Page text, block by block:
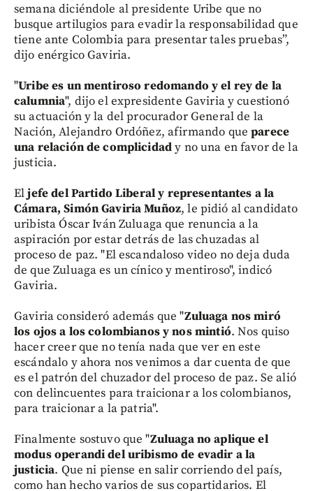
semana diciéndole al presidente Uribe que no
busque artilugios para evadir la responsabilidad que
tiene ante Colombia para presentar tales pruebas”,
dijo enérgico Gaviria.
"Uribe es un mentiroso redomando y el rey de la
calumnia", dijo el expresidente Gaviria y cuestionó
su actuación y la del procurador General de la
Nación, Alejandro Ordóñez, afirmando queparece
una relación de complicidady no una en favor de la
justicia.
Eljefe del Partido Liberal y representantes a la
Cámara, Simón Gaviria Muñoz, le pidió al candidato
uribista Óscar Iván Zuluaga que renuncia a la
aspiración por estar detrás de las chuzadas al
proceso de paz. "El escandaloso video no deja duda
de que Zuluaga es un cínico y mentiroso", indicó
Gaviria.
Gaviria consideró además que "Zuluaga nos miró
los ojos a los colombianos y nos mintió. Nos quiso
hacer creer que no tenía nada que ver en este
escándalo y ahora nos venimos a dar cuenta de que
es el patrón del chuzador del proceso de paz. Se alió
con delincuentes para traicionar a los colombianos,
para traicionar a la patria".
Finalmente sostuvo que "Zuluaga no aplique el
modus operandi del uribismo de evadir a la
justicia. Que ni piense en salir corriendo del país,
como han hecho varios de sus copartidarios. El